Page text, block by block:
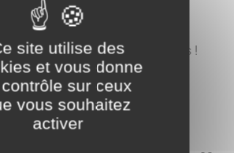
disponibles dans les Jardins du
Boileau pour cultiver vos légumes !
une parcelle ?
site utilise des
et vous donne
sur ceux
vous souhaitez
activer